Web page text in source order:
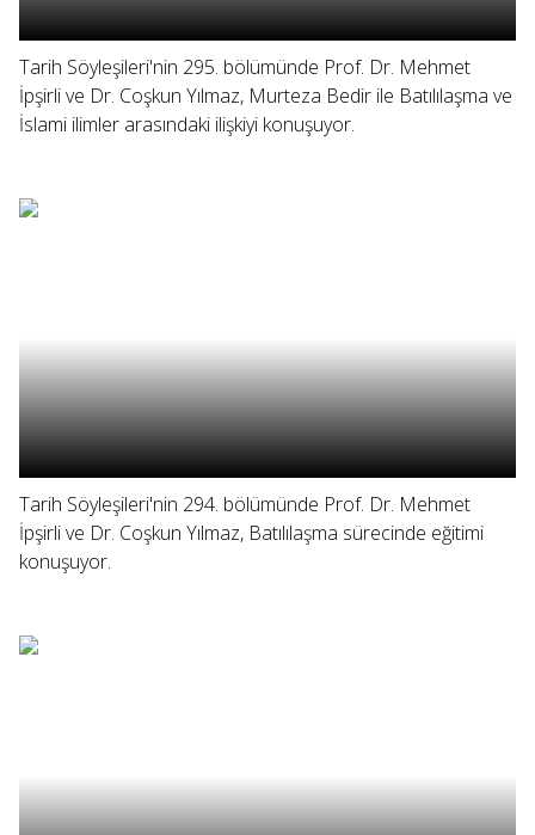
Tarih Söyleşileri'nin 295. bölümünde Prof. Dr. Mehmet
İpşirli ve Dr. Coşkun Yılmaz, Murteza Bedir ile Batılılaşma ve
İslami ilimler arasındaki ilişkiyi konuşuyor.
Tarih Söyleşileri'nin 294. bölümünde Prof. Dr. Mehmet
İpşirli ve Dr. Coşkun Yılmaz, Batılılaşma sürecinde eğitimi
konuşuyor.